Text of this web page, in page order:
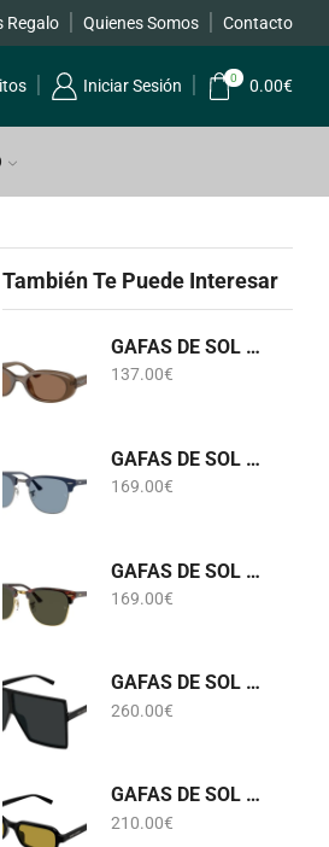
Regalo Quienes Somos Contacto
Iniciar Sesión 0 0.00€
También Te Puede Interesar
GAFAS DE SOL RB 4441D 6779/73 RAY-BAN
137.00€
GAFAS DE SOL RB 3016 CLUBMASTER 6879/56 RAY-BAN
169.00€
GAFAS DE SOL RB 3016 CLUBMASTER W0366 RAY-BAN
169.00€
GAFAS DE SOL SL 909 BETTY S 001 SAINT LAURENT
260.00€
GAFAS DE SOL SL 908 002 SAINT LAURENT
210.00€